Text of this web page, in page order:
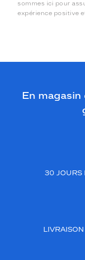
sommes ici pour
expérience positive
En magasin
30 JOURS